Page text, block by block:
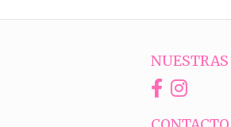
NUESTRAS